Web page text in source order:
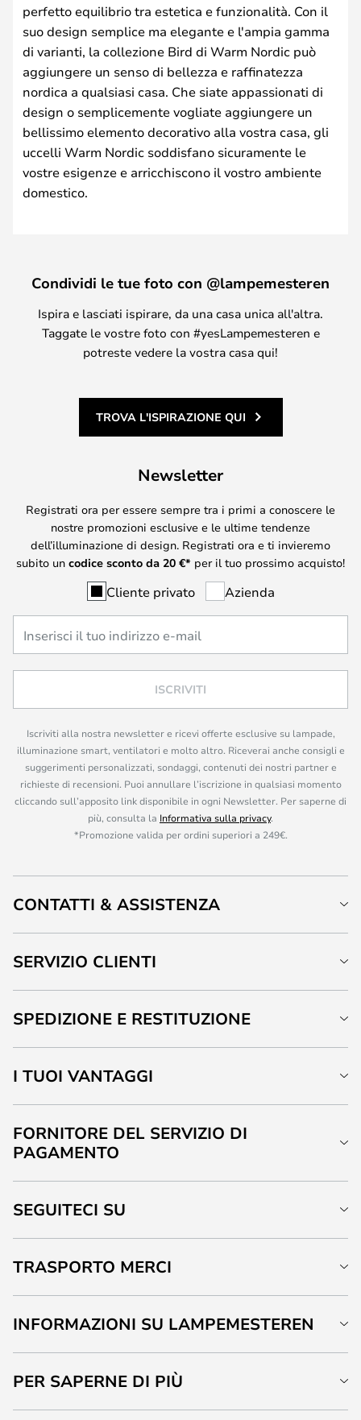
perfetto equilibrio tra estetica e funzionalità. Con il
suo design semplice ma elegante e l'ampia gamma
di varianti, la collezione Bird di Warm Nordic può
aggiungere un senso di bellezza e raffinatezza
nordica a qualsiasi casa. Che siate appassionati di
design o semplicemente vogliate aggiungere un
bellissimo elemento decorativo alla vostra casa, gli
uccelli Warm Nordic soddisfano sicuramente le
vostre esigenze e arricchiscono il vostro ambiente
domestico.
Condividi le tue foto con @lampemesteren
Ispira e lasciati ispirare, da una casa unica all'altra.
Taggate le vostre foto con #yesLampemesteren e
potreste vedere la vostra casa qui!
TROVA L'ISPIRAZIONE QUI
Newsletter
Registrati ora per essere sempre tra i primi a conoscere le
nostre promozioni esclusive e le ultime tendenze
dell’illuminazione di design. Registrati ora e ti invieremo
subito un codice sconto da 20 €* per il tuo prossimo acquisto!
Cliente privato Azienda
ISCRIVITI
Iscriviti alla nostra newsletter e ricevi offerte esclusive su lampade,
illuminazione smart, ventilatori e molto altro. Riceverai anche consigli e
suggerimenti personalizzati, sondaggi, contenuti dei nostri partner e
richieste di recensioni. Puoi annullare l’iscrizione in qualsiasi momento
cliccando sull’apposito link disponibile in ogni Newsletter. Per saperne di
più, consulta la Informativa sulla privacy.
*Promozione valida per ordini superiori a 249€.
CONTATTI & ASSISTENZA
SERVIZIO CLIENTI
SPEDIZIONE E RESTITUZIONE
I TUOI VANTAGGI
FORNITORE DEL SERVIZIO DI
PAGAMENTO
SEGUITECI SU
TRASPORTO MERCI
INFORMAZIONI SU LAMPEMESTEREN
PER SAPERNE DI PIÙ